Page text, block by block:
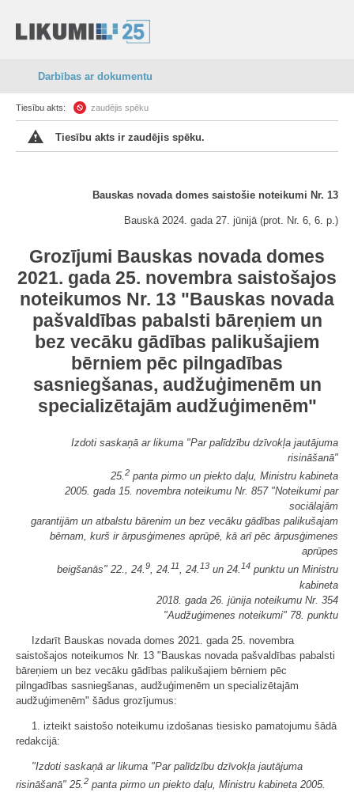
Darbības ar dokumentu
Tiesību akts: zaudējis spēku
Tiesību akts ir zaudējis spēku.
Bauskas novada domes saistošie noteikumi Nr. 13
Bauskā 2024. gada 27. jūnijā (prot. Nr. 6, 6. p.)
Grozījumi Bauskas novada domes
2021. gada 25. novembra saistošajos
noteikumos Nr. 13 "Bauskas novada
pašvaldības pabalsti bāreņiem un
bez vecāku gādības palikušajiem
bērniem pēc pilngadības
sasniegšanas, audžuģimenēm un
specializētajām audžuģimenēm"
Izdoti saskaņā ar likuma "Par palīdzību dzīvokļa jautājuma
risināšanā"
25.2 panta pirmo un piekto daļu, Ministru kabineta
2005. gada 15. novembra noteikumu Nr. 857 "Noteikumi par
sociālajām
garantijām un atbalstu bārenim un bez vecāku gādības palikušajam
bērnam, kurš ir ārpusģimenes aprūpē, kā arī pēc ārpusģimenes
aprūpes
beigšanās" 22., 24.9, 24. 11, 24. 13 un 24. 14 punktu un Ministru
kabineta
2018. gada 26. jūnija noteikumu Nr. 354
"Audžuģimenes noteikumi" 78. punktu
Izdarīt Bauskas novada domes 2021. gada 25. novembra
saistošajos noteikumos Nr. 13 "Bauskas novada pašvaldības pabalsti
bāreņiem un bez vecāku gādības palikušajiem bērniem pēc
pilngadības sasniegšanas, audžuģimenēm un specializētajām
audžuģimenēm" šādus grozījumus:
1. izteikt saistošo noteikumu izdošanas tiesisko pamatojumu šādā
redakcijā:
"Izdoti saskaņā ar likuma "Par palīdzību dzīvokļa jautājuma
risināšanā" 25. 2 panta pirmo un piekto daļu, Ministru kabineta 2005.